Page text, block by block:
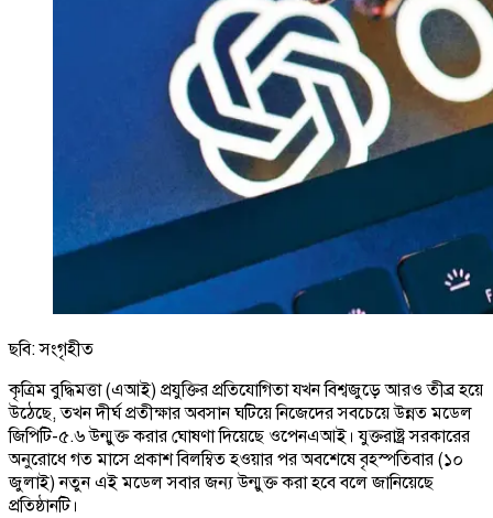
ছবি: সংগৃহীত
কৃত্রিম বুদ্ধিমত্তা (এআই) প্রযুক্তির প্রতিযোগিতা যখন বিশ্বজুড়ে আরও তীব্র হয়ে
উঠেছে, তখন দীর্ঘ প্রতীক্ষার অবসান ঘটিয়ে নিজেদের সবচেয়ে উন্নত মডেল
জিপিটি-৫.৬ উন্মুক্ত করার ঘোষণা দিয়েছে ওপেনএআই। যুক্তরাষ্ট্র সরকারের
অনুরোধে গত মাসে প্রকাশ বিলম্বিত হওয়ার পর অবশেষে বৃহস্পতিবার (১০
জুলাই) নতুন এই মডেল সবার জন্য উন্মুক্ত করা হবে বলে জানিয়েছে
প্রতিষ্ঠানটি।